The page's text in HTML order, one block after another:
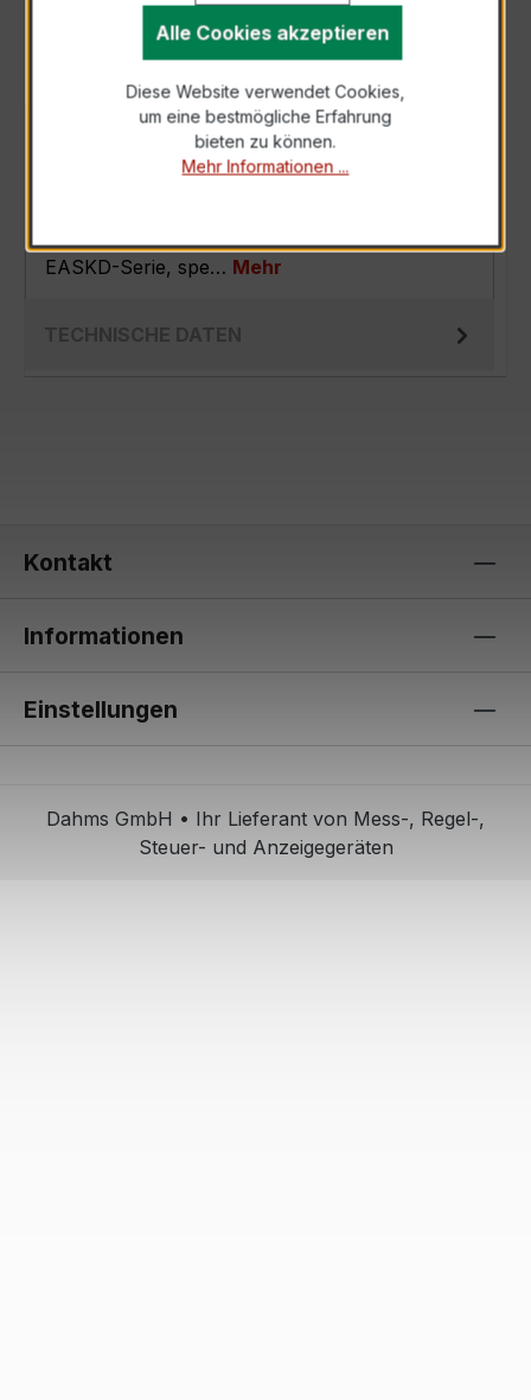
Der EASKD 31.8 3x250/5A 2,5VA Kl.0,2 ist ein
Verrechnungsstromwandler der bewährten
EASKD-Serie, spe… Mehr
TECHNISCHE DATEN
Kontakt
Informationen
Einstellungen
Dahms GmbH • Ihr Lieferant von Mess-, Regel-,
Steuer- und Anzeigegeräten
Alle Cookies akzeptieren
Diese Website verwendet Cookies,
um eine bestmögliche Erfahrung
bieten zu können.
Mehr Informationen ...